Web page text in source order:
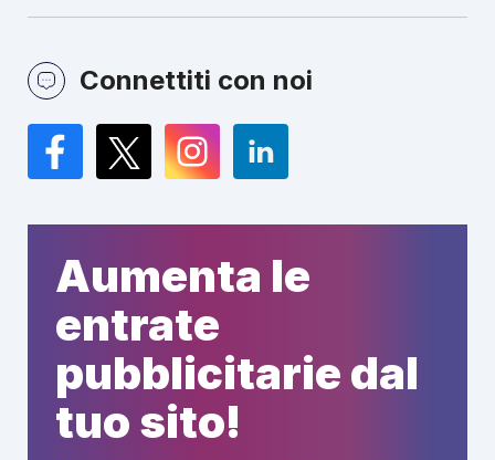
Connettiti con noi
Facebook
TwitterInstagramLinkedIn
Aumenta le
entrate
pubblicitarie dal
tuo sito!